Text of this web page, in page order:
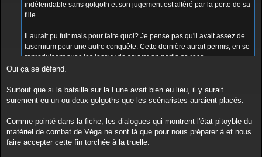
indéfendable sans golgoth et son jugement est altéré par la perte de sa
fille.
Il aurait pu fuir mais pour faire quoi? Je pense pas qu'il avait assez de
lasernium pour une autre conquête. Cette dernière aurait permis, en se
reproduisant avec les locaux de sauver en partie sa race.
des soldats, plus d'ingénieur ou autres commandants. Plus rien pour
évoluer en sorte.
Sa position me fait penser aux Olmèques des cités d'or. Menator est
pris à la gorge pour sauver son peuple et par instinct de survie, préfère
combattre plutôt que de chercher une voie pacifique.
Oui ça se défend.
Surtout que si la bataille sur la Lune avait bien eu lieu, il y aurait
surement eu un ou deux golgoths que les scénaristes auraient placés.
Comme pointé dans la fiche, les dialogues qui montrent l'état pitoyble du
matériel de combat de Véga ne sont là que pour nous préparer à et nous
faire accepter cette fin torchée à la truelle.